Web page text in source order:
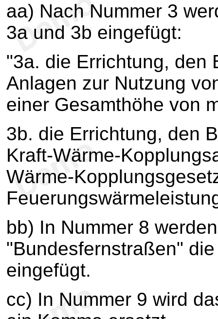
aa) Nach Nummer 3
3a und 3b eingefügt:
"3a. die Errichtung, den
Anlagen zur Nutzung
einer Gesamthöhe von
3b. die Errichtung, den
Kraft-Wärme-
Wärme-
bb) In Nummer 8
"Bundesfernstraßen"
eingefügt.
cc) In Nummer 9 wird